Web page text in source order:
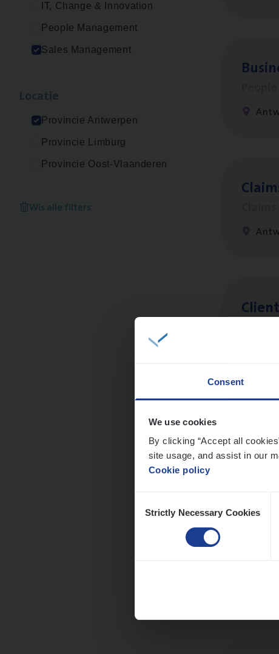
Consent
We use cookies
By clicking “Accept all
site usage, and assist in our
Cookie policy
Selection
Strictly Necessary Cookies
IT, Change & Innovation
People Management
Sales Management
Provincie Antwerpen
Provincie Limburg
Provincie Oost-Vlaanderen
Wis alle filters
Sales